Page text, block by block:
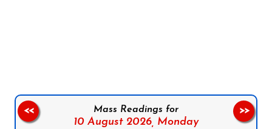
Mass Readings for
10 August 2026, Monday
<< >>